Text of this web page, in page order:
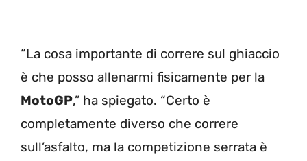
“La cosa importante di correre sul ghiaccio
è che posso allenarmi fisicamente per la
MotoGP,” ha spiegato. “Certo è
completamente diverso che correre
sull’asfalto, ma la competizione serrata è